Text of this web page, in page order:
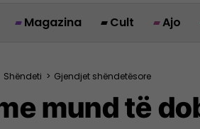
Magazina Cult Ajo
Shëndeti > Gjendjet shëndetësore
mund të